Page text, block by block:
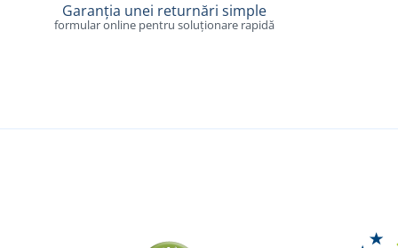
Garanția unei returnări simple
formular online pentru soluționare rapidă